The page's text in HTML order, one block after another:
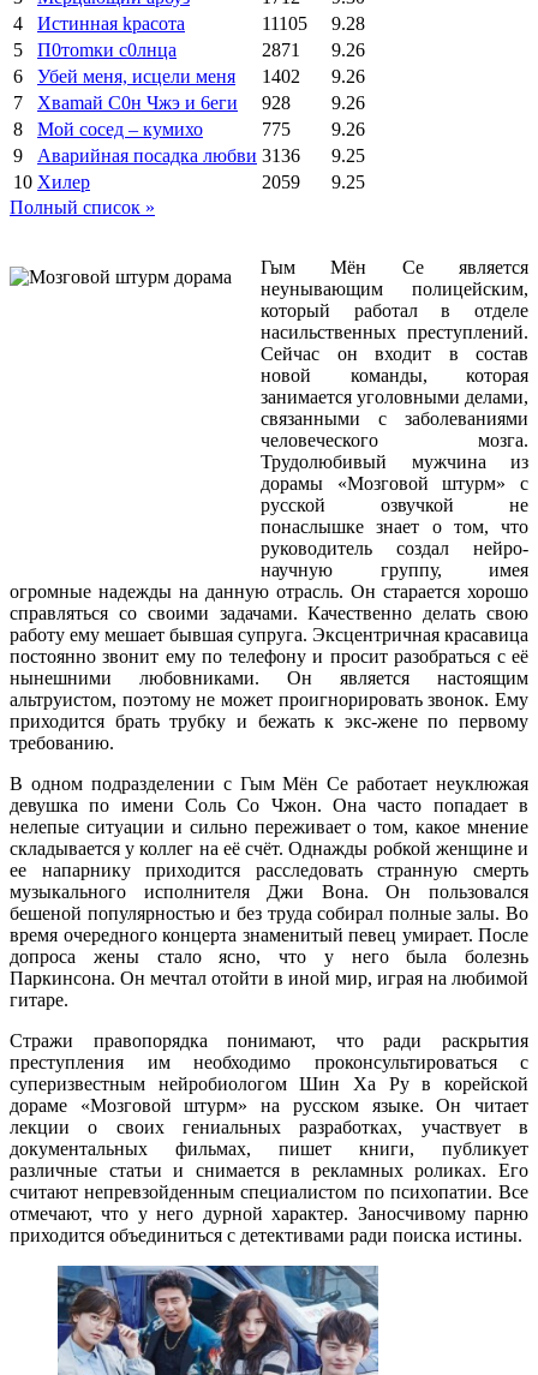
4
Иcтиннaя kрасoтa 11105
9.28
5
П0тоmки c0лнцa 2871
9.26
6
Убей меня, исцели меня 1402
9.26
7
Xваmай С0н Чжэ и 6еги 928
9.26
8
Мой сосед – кумихо 775
9.26
9
Аварийная посадка любви 3136
9.25
10 Хилер 2059
9.25
Полный список »
Гым Мён Се является
неунывающим полицейским,
который работал в отделе
насильственных преступлений.
Сейчас он входит в состав
новой команды, которая
занимается уголовными делами,
связанными с заболеваниями
человеческого мозга.
Трудолюбивый мужчина из
дорамы «Мозговой штурм» с
русской озвучкой не
понаслышке знает о том, что
руководитель создал нейро-
научную группу, имея
огромные надежды на данную отрасль. Он старается хорошо
справляться со своими задачами. Качественно делать свою
работу ему мешает бывшая супруга. Эксцентричная красавица
постоянно звонит ему по телефону и просит разобраться с её
нынешними любовниками. Он является настоящим
альтруистом, поэтому не может проигнорировать звонок. Ему
приходится брать трубку и бежать к экс-жене по первому
требованию.
В одном подразделении с Гым Мён Се работает неуклюжая
девушка по имени Соль Со Чжон. Она часто попадает в
нелепые ситуации и сильно переживает о том, какое мнение
складывается у коллег на её счёт. Однажды робкой женщине и
ее напарнику приходится расследовать странную смерть
музыкального исполнителя Джи Вона. Он пользовался
бешеной популярностью и без труда собирал полные залы. Во
время очередного концерта знаменитый певец умирает. После
допроса жены стало ясно, что у него была болезнь
Паркинсона. Он мечтал отойти в иной мир, играя на любимой
гитаре.
Стражи правопорядка понимают, что ради раскрытия
преступления им необходимо проконсультироваться с
суперизвестным нейробиологом Шин Ха Ру в корейской
дораме «Мозговой штурм» на русском языке. Он читает
лекции о своих гениальных разработках, участвует в
документальных фильмах, пишет книги, публикует
различные статьи и снимается в рекламных роликах. Его
считают непревзойденным специалистом по психопатии. Все
отмечают, что у него дурной характер. Заносчивому парню
приходится объединиться с детективами ради поиска истины.